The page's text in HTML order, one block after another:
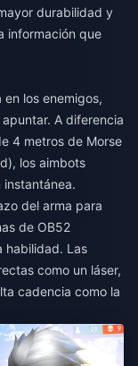
durabilidad y
información que
los enemigos,
A diferencia
4 metros de Morse
los aimbots
del arma para
de OB52
habilidad. Las
como un láser,
cadencia como la